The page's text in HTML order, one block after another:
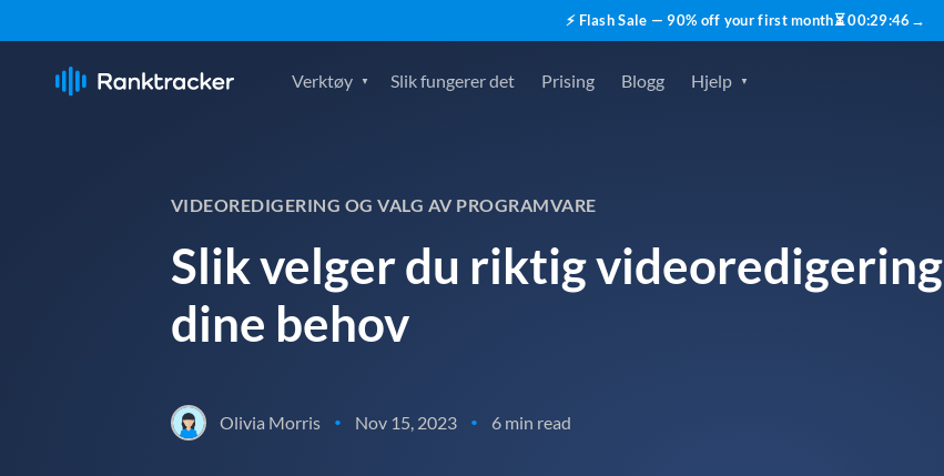
⚡ Flash Sale — 90% off your first month⏳00:29:45 →
Verktøy Slik fungerer det Prising Blogg Hjelp
VIDEOREDIGERING OG VALG AV PROGRAMVARE
Slik velger du riktig
dine behov
Olivia Morris • Nov 15, 2023 • 6 min read